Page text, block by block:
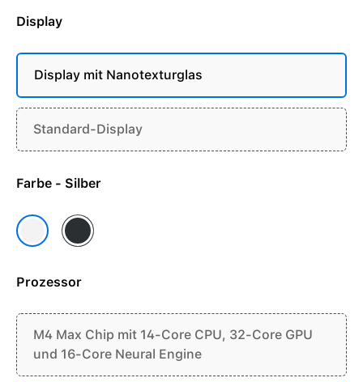
Display
Display mit Nanotexturglas
Standard-Display
Farbe - Silber
Silber Space Schwarz
Prozessor
M4 Max Chip mit 14-Core CPU, 32-Core GPU
und 16-Core Neural Engine